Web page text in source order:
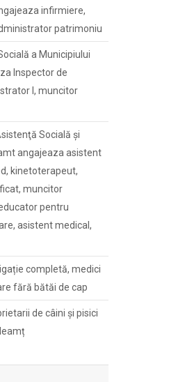
infirmiere,
patrimoniu
a Municipiului
Inspector de
I, muncitor
Socială şi
angajeaza asistent
kinetoterapeut,
muncitor
pentru
asistent medical,
completă, medici
fără bătăi de cap
de câini și pisici